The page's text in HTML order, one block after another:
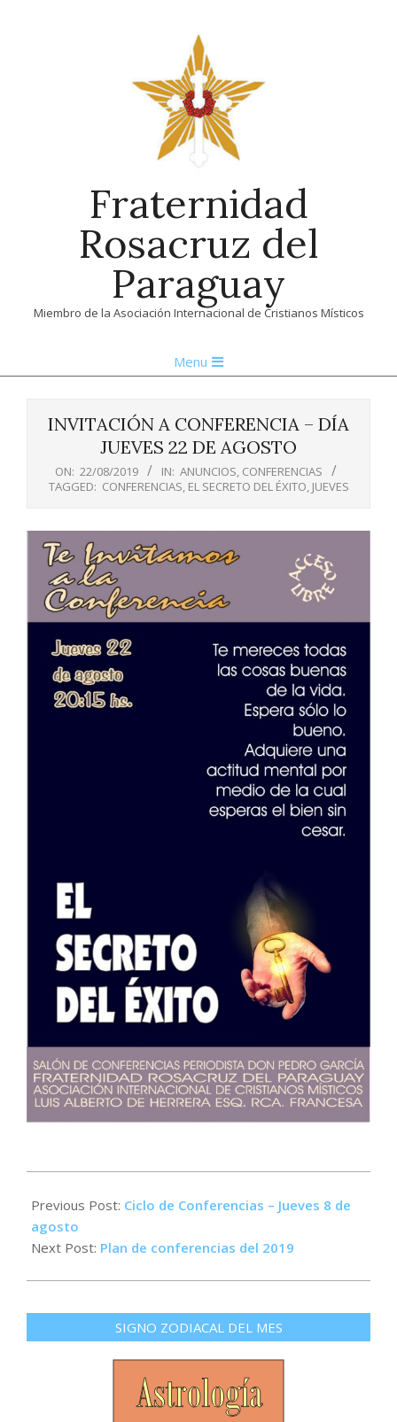
Fraternidad
Rosacruz del
Paraguay
Miembro de la Asociación Internacional de Cristianos Místicos
Navigation
Menu
INVITACIÓN A CONFERENCIA – DÍA
JUEVES 22 DE AGOSTO
ON: 22/08/2019 IN: ANUNCIOS, CONFERENCIAS
TAGGED: CONFERENCIAS, EL SECRETO DEL ÉXITO, JUEVES
08-
22
Previous Post: Ciclo de Conferencias – Jueves 8 de
agosto
Next Post: Plan de conferencias del 2019
SIGNO ZODIACAL DEL MES